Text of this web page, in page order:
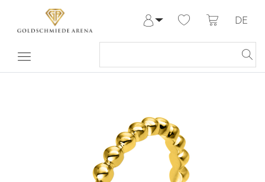
Meine Bestellungen
DE